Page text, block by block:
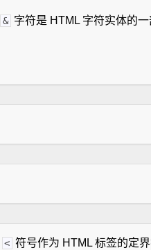
& 字符是 HTML 字符实体的一
< 符号作为 HTML 标签的定